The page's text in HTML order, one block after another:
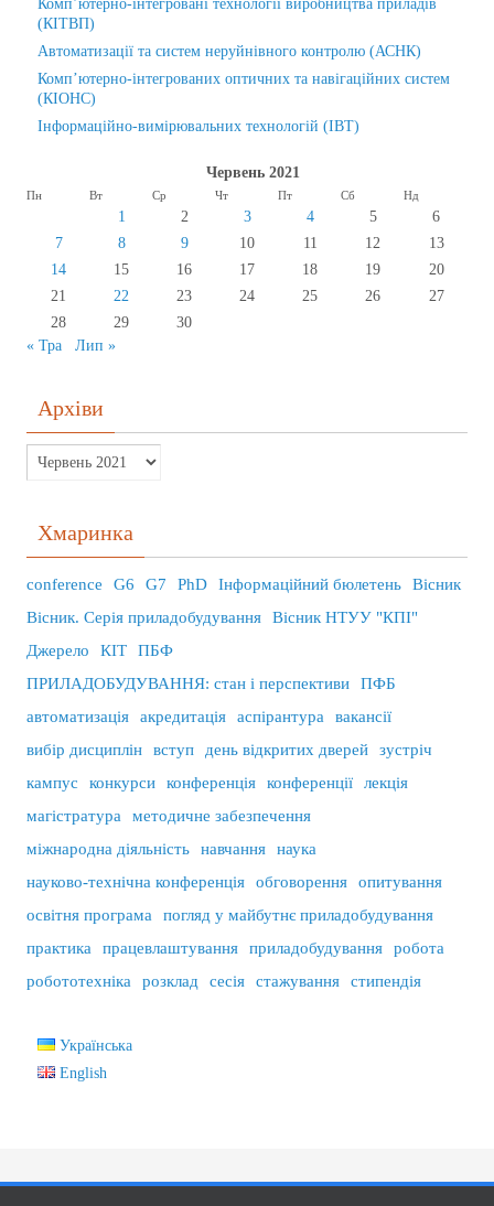
Комп’ютерно-інтегровані технології виробництва приладів
(КІТВП)
Автоматизації та систем неруйнівного контролю (АСНК)
Комп’ютерно-інтегрованих оптичних та навігаційних систем
(КІОНС)
Інформаційно-вимірювальних технологій (ІВТ)
Червень 2021
Пн Вт Ср Чт Пт Сб Нд
1 2 3 4 5
6
7
8 9 10 11 12
13
14
15 16 17 18 19
20
21
22 23 24 25 26
27
28
29
30
« Тра
Лип »
Архіви
Хмаринка
conference G6 G7 PhD Інформаційний бюлетень
Вісник
Вісник. Серія приладобудування
Вісник НТУУ "КПІ"
Джерело
КІТ
ПБФ
ПРИЛАДОБУДУВАННЯ: стан і перспективи
ПФБ
автоматизація
акредитація аспірантура
вакансії
вибір дисциплін
вступ день відкритих дверей
зустріч
кампус
конкурси конференція конференції
лекція
магістратура
методичне забезпечення
міжнародна діяльність
навчання
наука
науково-технічна конференція
обговорення
опитування
освітня програма
погляд у майбутнє приладобудування
практика
працевлаштування приладобудування
робота
робототехніка
розклад сесія стажування стипендія
Українська
English